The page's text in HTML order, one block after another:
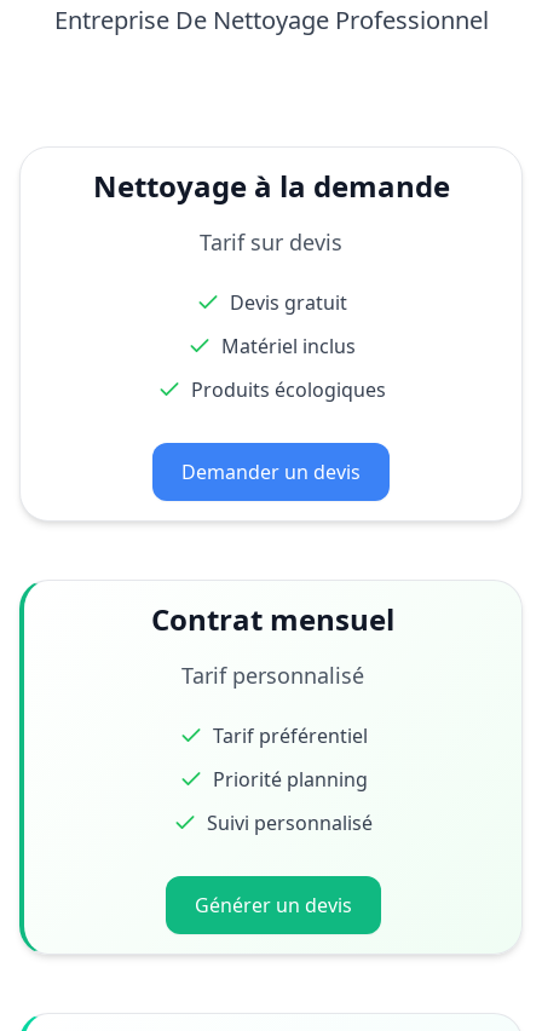
Entreprise De Nettoyage Professionnel
Nettoyage à la demande
Tarif sur devis
Devis gratuit
Matériel inclus
Produits écologiques
Demander un devis
Contrat mensuel
Tarif personnalisé
Tarif préférentiel
Priorité planning
Suivi personnalisé
Générer un devis